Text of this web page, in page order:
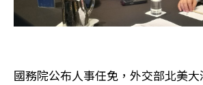
國務院公布人事任免，外交部北美